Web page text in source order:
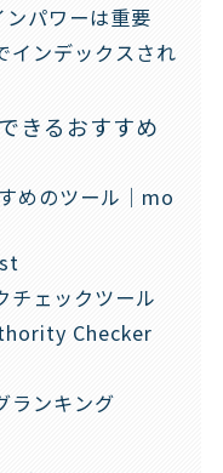
パワーは重要
インデックスされ
きるおすすめ
めのツール｜mo
チェックツール
Checker
ランキング